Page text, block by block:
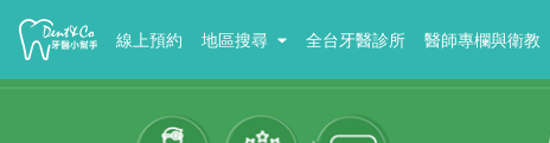
線上預約 地區搜尋 全台牙醫診所 醫師專欄與衛教